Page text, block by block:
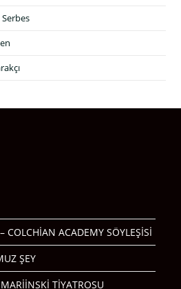
COLCHİAN ACADEMY SÖYLEŞİSİ
ŞEY
TİYATROSU